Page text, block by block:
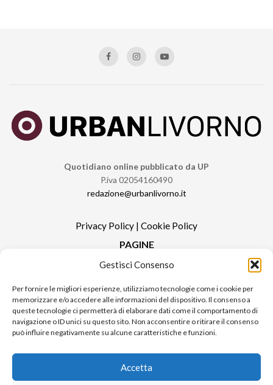
Gestisci Consenso
Per fornire le migliori esperienze, utilizziamo tecnologie come i cookie per
memorizzare e/o accedere alle informazioni del dispositivo. Il consenso a
queste tecnologie ci permetterà di elaborare dati come il comportamento di
navigazione o ID unici su questo sito. Non acconsentire o ritirare il consenso
può influire negativamente su alcune caratteristiche e funzioni.
Accetta
Quotidiano online pubblicato da UP
P.iva 02054160490
redazione@urbanlivorno.it
Privacy Policy | Cookie Policy
PAGINE
Redazione
Contatti
Pubblicità
Sitemap
RUBRICHE